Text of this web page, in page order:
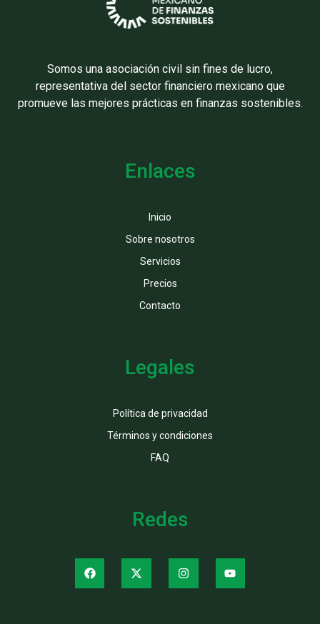
Somos una asociación civil sin fines de lucro,
representativa del sector financiero mexicano que
promueve las mejores prácticas en finanzas sostenibles.
Enlaces
Inicio
Sobre nosotros
Servicios
Precios
Contacto
Legales
Política de privacidad
Términos y condiciones
FAQ
Redes